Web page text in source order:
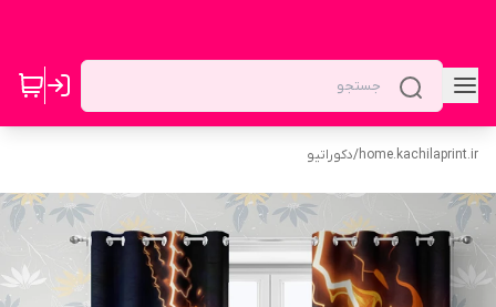
home.kachilaprint.ir
/دکوراتیو